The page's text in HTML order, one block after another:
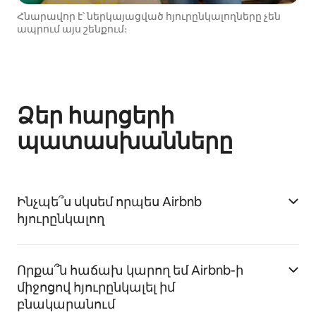
Հնարավոր է՝ ներկայացված հյուրընկալողները չեն
ապրում այս շենքում։
Ձեր հարցերի
պատասխանները
Ինչպե՞ս սկսեմ որպես Airbnb
հյուրընկալող
Որքա՞ն հաճախ կարող եմ Airbnb-ի
միջոցով հյուրընկալել իմ
բնակարանում